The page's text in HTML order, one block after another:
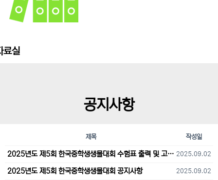
료실
공지사항
제목 작성일
2025년도 제5회 한국중학생생물대회 수험표 출력 및 고사장 오시는 길 안내 2025.09.02
2025년도 제5회 한국중학생생물대회 공지사항 2025.09.02